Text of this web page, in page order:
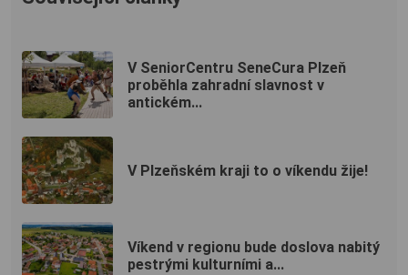
V SeniorCentru SeneCura Plzeň
proběhla zahradní slavnost v
antickém...
V Plzeňském kraji to o víkendu žije!
Víkend v regionu bude doslova nabitý
pestrými kulturními a...